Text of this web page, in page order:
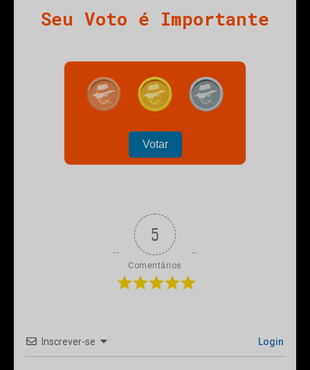
Seu Voto é Importante
Votar
5
Comentários
Inscrever-se Login